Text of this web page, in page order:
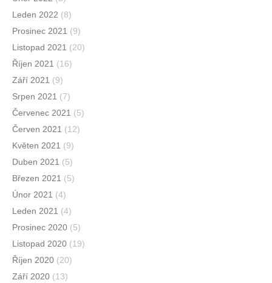
Leden 2022 (8)
Prosinec 2021 (9)
Listopad 2021 (20)
Říjen 2021 (16)
Září 2021 (9)
Srpen 2021 (7)
Červenec 2021 (5)
Červen 2021 (12)
Květen 2021 (9)
Duben 2021 (5)
Březen 2021 (5)
Únor 2021 (4)
Leden 2021 (4)
Prosinec 2020 (5)
Listopad 2020 (19)
Říjen 2020 (20)
Září 2020 (13)